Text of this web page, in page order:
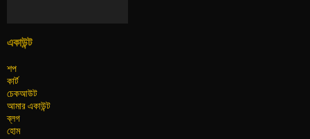
একাউন্ট
শপ
কার্ট
চেকআউট
আমার একাউন্ট
ব্লগ
হোম